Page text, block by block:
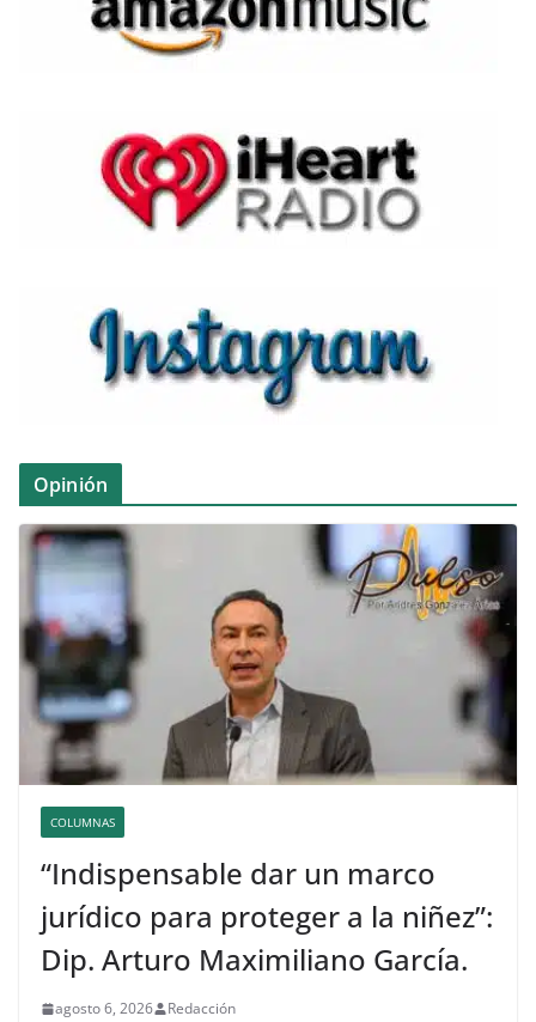
Opinión
COLUMNAS
“Indispensable dar un marco
jurídico para proteger a la niñez”:
Dip. Arturo Maximiliano García.
agosto 6, 2026 Redacción